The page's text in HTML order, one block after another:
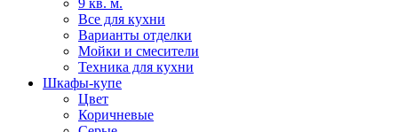
9 кв. м.
Все для кухни
Варианты отделки
Мойки и смесители
Техника для кухни
Шкафы-купе
Цвет
Коричневые